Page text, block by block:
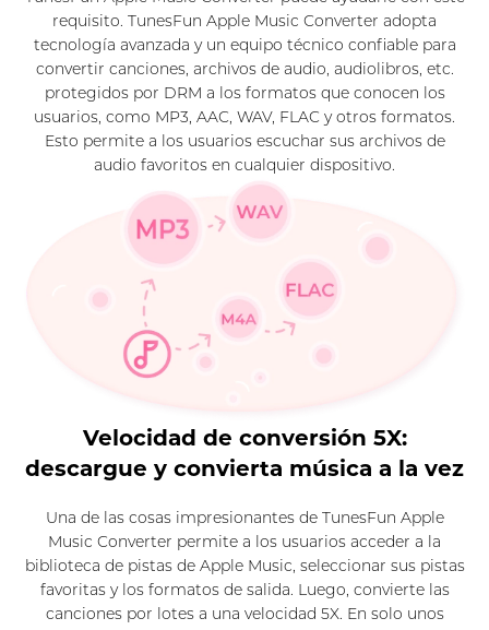
requisito. TunesFun Apple Music Converter adopta
tecnología avanzada y un equipo técnico confiable para
convertir canciones, archivos de audio, audiolibros, etc.
protegidos por DRM a los formatos que conocen los
usuarios, como MP3, AAC, WAV, FLAC y otros formatos.
Esto permite a los usuarios escuchar sus archivos de
audio favoritos en cualquier dispositivo.
Velocidad de conversión 5X:
descargue y convierta música a la vez
Una de las cosas impresionantes de TunesFun Apple
Music Converter permite a los usuarios acceder a la
biblioteca de pistas de Apple Music, seleccionar sus pistas
favoritas y los formatos de salida. Luego, convierte las
canciones por lotes a una velocidad 5X. En solo unos